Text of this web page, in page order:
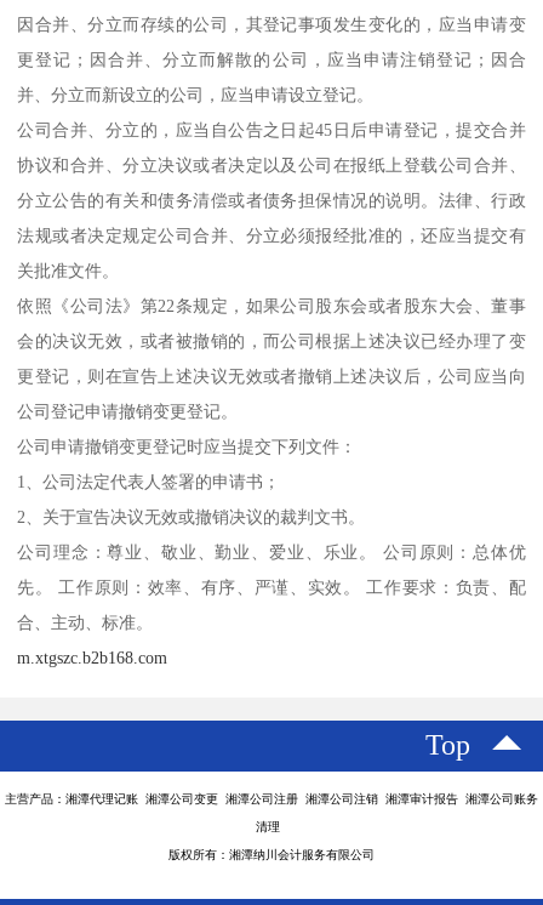
因合并、分立而存续的公司，其登记事项发生变化的，应当申请变
更登记；因合并、分立而解散的公司，应当申请注销登记；因合
并、分立而新设立的公司，应当申请设立登记。
公司合并、分立的，应当自公告之日起45日后申请登记，提交合并
协议和合并、分立决议或者决定以及公司在报纸上登载公司合并、
分立公告的有关和债务清偿或者债务担保情况的说明。法律、行政
法规或者决定规定公司合并、分立必须报经批准的，还应当提交有
关批准文件。
依照《公司法》第22条规定，如果公司股东会或者股东大会、董事
会的决议无效，或者被撤销的，而公司根据上述决议已经办理了变
更登记，则在宣告上述决议无效或者撤销上述决议后，公司应当向
公司登记申请撤销变更登记。
公司申请撤销变更登记时应当提交下列文件：
1、公司法定代表人签署的申请书；
2、关于宣告决议无效或撤销决议的裁判文书。
公司理念：尊业、敬业、勤业、爱业、乐业。 公司原则：总体优
先。 工作原则：效率、有序、严谨、实效。 工作要求：负责、配
合、主动、标准。
m.xtgszc.b2b168.com
Top
主营产品：湘潭代理记账 湘潭公司变更 湘潭公司注册 湘潭公司注销 湘潭审计报告 湘潭公司账务
清理
版权所有：湘潭纳川会计服务有限公司